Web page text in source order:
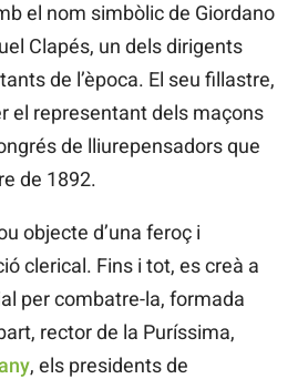
el nom simbòlic de Giordano
Clapés, un dels dirigents
de l’època. El seu fillastre,
el representant dels maçons
de lliurepensadors que
de 1892.
objecte d’una feroç i
clerical. Fins i tot, es creà a
per combatre-la, formada
rector de la Puríssima,
, els presidents de